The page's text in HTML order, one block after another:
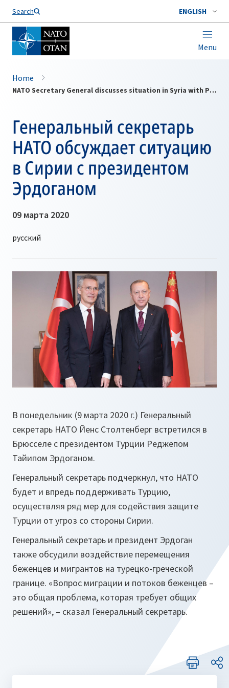
Search ENGLISH
Menu
Home
NATO Secretary General discusses situation in Syria with President Erdoğan
Генеральный секретарь
НАТО обсуждает ситуацию
в Сирии с президентом
Эрдоганом
09 марта 2020
В понедельник (9 марта 2020 г.) Генеральный
секретарь НАТО Йенс Столтенберг встретился в
Брюсселе с президентом Турции Реджепом
Тайипом Эрдоганом.
Генеральный секретарь подчеркнул, что НАТО
будет и впредь поддерживать Турцию,
осуществляя ряд мер для содействия защите
Турции от угроз со стороны Сирии.
Генеральный секретарь и президент Эрдоган
также обсудили воздействие перемещения
беженцев и мигрантов на турецко-греческой
границе. «Вопрос миграции и потоков беженцев –
это общая проблема, которая требует общих
решений», – сказал Генеральный секретарь.